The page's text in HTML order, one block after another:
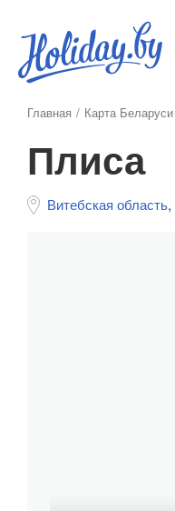
Главная Карта Беларуси
Плиса
Витебская область,